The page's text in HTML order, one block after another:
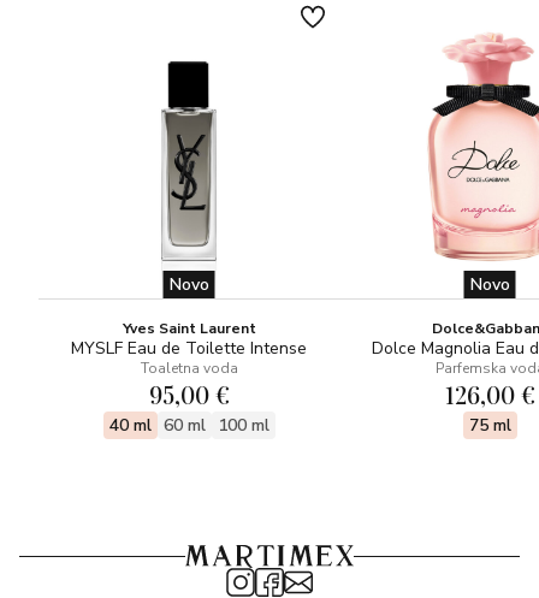
Novo
Yves Saint Laurent
MYSLF Eau de Toilette Intense
Toaletna voda
95,00 €
40 ml 60 ml 100 ml
Novo
Dolce Magnolia Eau
Parfemska
126,00 €
75 ml